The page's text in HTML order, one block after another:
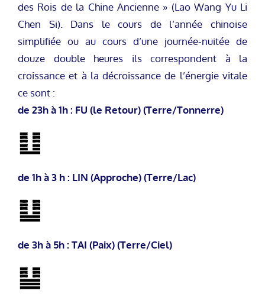
des Rois de la Chine Ancienne » (Lao Wang Yu Li
Chen Si). Dans le cours de l’année chinoise
simplifiée ou au cours d’une journée-nuitée de
douze double heures ils correspondent à la
croissance et à la décroissance de l’énergie vitale
ce sont :
de 23h à 1h : FU (le Retour) (Terre/Tonnerre)
de 1h à 3 h : LIN (Approche) (Terre/Lac)
de 3h à 5h : TAI (Paix) (Terre/Ciel)